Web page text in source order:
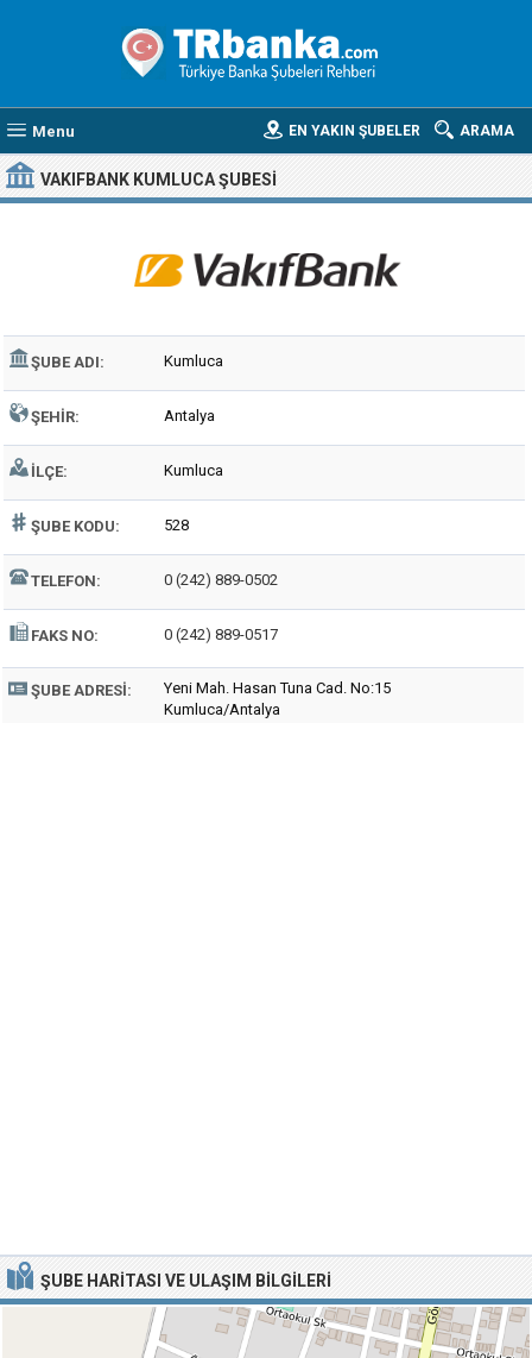
Menu ARAMA
EN YAKIN ŞUBELER
VAKIFBANK KUMLUCA ŞUBESI
ŞUBE ADI: Kumluca
ŞEHIR: Antalya
İLÇE: Kumluca
ŞUBE KODU: 528
TELEFON: 0 (242) 889-0502
FAKS NO: 0 (242) 889-0517
ŞUBE ADRESI:
Yeni Mah. Hasan Tuna Cad. No:15
Kumluca/Antalya
ŞUBE HARITASI VE ULAŞIM BILGILERI